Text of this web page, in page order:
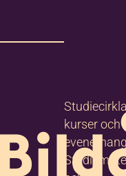
kurser och
evenemang